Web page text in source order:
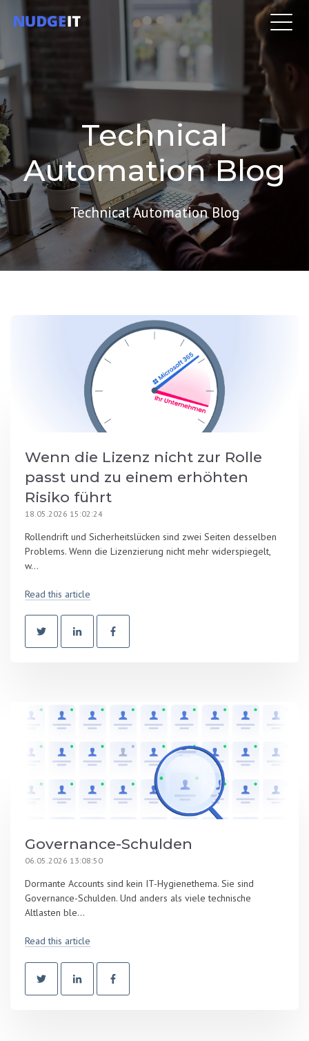
Technical
Automation Blog
Technical Automation Blog
Wenn die Lizenz nicht zur Rolle
passt und zu einem erhöhten
Risiko führt
18.05.2026 15:02:24
Rollendrift und Sicherheitslücken sind zwei Seiten desselben
Problems. Wenn die Lizenzierung nicht mehr widerspiegelt,
w...
Read this article
Governance-Schulden
06.05.2026 13:08:50
Dormante Accounts sind kein IT-Hygienethema. Sie sind
Governance-Schulden. Und anders als viele technische
Altlasten ble...
Read this article